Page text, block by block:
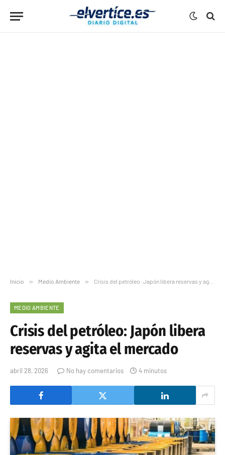
Inicio » Medio Ambiente » Crisis del petróleo: Japón libera reservas y agita el mercado
MEDIO AMBIENTE
Crisis del petróleo: Japón libera
reservas y agita el mercado
abril 28, 2026 No hay comentarios 4 minutos